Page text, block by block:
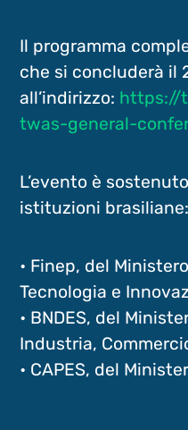
Il programma
che si concluderà il
all’indirizzo: https://
twas-general-
L’evento è
istituzioni brasiliane:
• Finep, del
Tecnologia e
• BNDES, del
Industria,
• CAPES, del